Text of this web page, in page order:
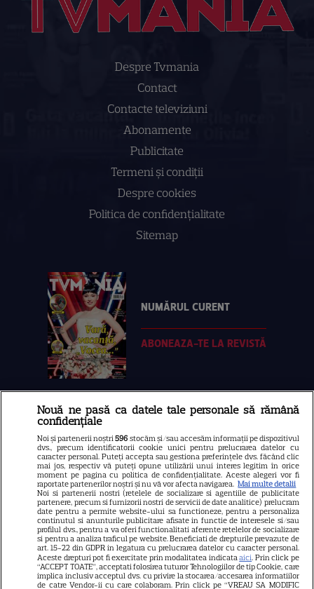
Despre Tvmania
Contact
Contacte televiziuni
Abonamente
Publicitate
Termeni și condiții
Despre cookies
Politica de confidenţialitate
Sitemap
NUMĂRUL CURENT
ABONEAZA-TE LA REVISTĂ
Libertatea
Libertatea pentru femei
GSP
Știri mondene
Avantaje
Elle
Unica
Retete practice
Nouă ne pasă ca datele tale personale să rămână
confidențiale
Noi și partenerii noștri596 stocăm și/sau accesăm informații pe dispozitivul
dvs., precum identificatorii cookie unici pentru prelucrarea datelor cu
caracter personal. Puteți accepta sau gestiona preferințele dvs. făcând clic
mai jos, respectiv vă puteți opune utilizării unui interes legitim în orice
moment pe pagina cu politica de confidențialitate. Aceste alegeri vor fi
raportate partenerilor noștri și nu vă vor afecta navigarea. Mai multe detalii
Noi si partenerii nostri (retelele de socializare si agentiile de publicitate
partenere, precum si furnizorii nostri de servicii de date analitice) prelucram
date pentru a permite website-ului sa functioneze, pentru a personaliza
continutul si anunturile publicitare afisate in functie de interesele si/sau
profilul dvs., pentru a va oferi functionalitati aferente retelelor de socializare
si pentru a analiza traficul pe website. Beneficiati de drepturile prevazute de
art. 15-22 din GDPR in legatura cu prelucrarea datelor cu caracter personal.
Aceste drepturi pot fi exercitate prin modalitatea indicataaici. Prin click pe
“ACCEPT TOATE”, acceptati folosirea tuturor Tehnologiilor de tip Cookie, care
implica inclusiv acceptul dvs. cu privire la stocarea/accesarea informatiilor
de catre Vendor-ii cu care colaboram. Prin click pe “VREAU SA MODIFIC